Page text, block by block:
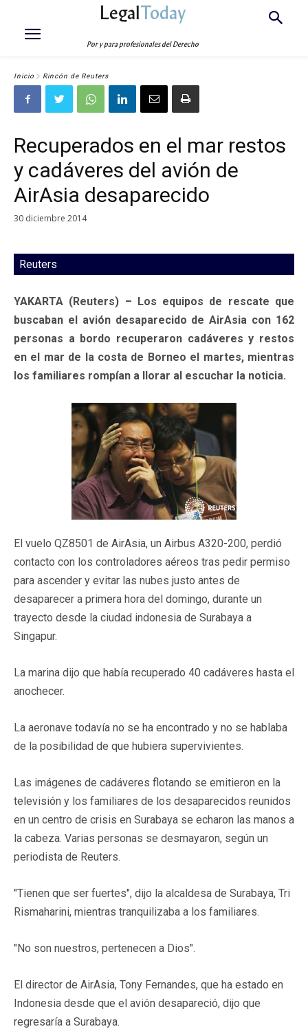
LegalToday
Por y para profesionales del Derecho
Inicio Rincón de Reuters
Recuperados en el mar restos
y cadáveres del avión de
AirAsia desaparecido
30 diciembre 2014
Reuters
YAKARTA (Reuters) – Los equipos de rescate que
buscaban el avión desaparecido de AirAsia con 162
personas a bordo recuperaron cadáveres y restos
en el mar de la costa de Borneo el martes, mientras
los familiares rompían a llorar al escuchar la noticia.
El vuelo QZ8501 de AirAsia, un Airbus A320-200, perdió
contacto con los controladores aéreos tras pedir permiso
para ascender y evitar las nubes justo antes de
desaparecer a primera hora del domingo, durante un
trayecto desde la ciudad indonesia de Surabaya a
Singapur.
La marina dijo que había recuperado 40 cadáveres hasta el
anochecer.
La aeronave todavía no se ha encontrado y no se hablaba
de la posibilidad de que hubiera supervivientes.
Las imágenes de cadáveres flotando se emitieron en la
televisión y los familiares de los desaparecidos reunidos
en un centro de crisis en Surabaya se echaron las manos a
la cabeza. Varias personas se desmayaron, según un
periodista de Reuters.
"Tienen que ser fuertes", dijo la alcaldesa de Surabaya, Tri
Rismaharini, mientras tranquilizaba a los familiares.
"No son nuestros, pertenecen a Dios".
El director de AirAsia, Tony Fernandes, que ha estado en
Indonesia desde que el avión desapareció, dijo que
regresaría a Surabaya.